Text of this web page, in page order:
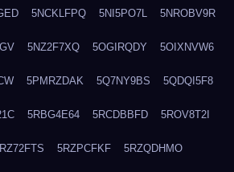
5NCKLFPQ 5NI5PO7L 5NROBV9R
5NZ2F7XQ 5OGIRQDY 5OIXNVW6
5PMRZDAK 5Q7NY9BS 5QDQI5F8
5RBG4E64 5RCDBBFD 5ROV8T2I
5RZPCFKF 5RZQDHMO